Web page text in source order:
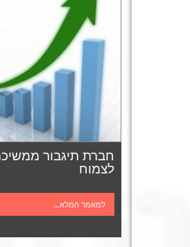
חברת תיגבור
לצמוח
למאמר המלא...